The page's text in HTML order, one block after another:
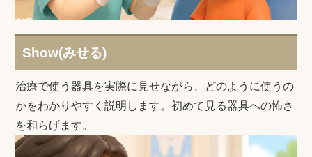
Show(みせる)
治療で使う器具を実際に見せながら、どのように使うの
かをわかりやすく説明します。初めて見る器具への怖さ
を和らげます。